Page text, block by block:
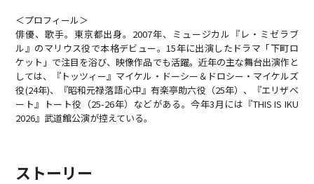
＜プロフィール＞
俳優、歌手。東京都出身。2007年、ミュージカル『レ・ミゼラブ
ル』のマリウス役で本格デビュー。15年に出演したドラマ「下町ロ
ケット」で注目を浴び、映像作品でも活躍。近年の主な舞台出演作と
しては、『トッツィー』マイケル・ドーシー＆ドロシー・マイケルズ
役(24年)、『昭和元禄落語心中』有楽亭助六役（25年）、『エリザベ
ート』トート役（25-26年）などがある。今年3月には『THIS IS IKU
2026』武道館公演が控えている。
ストーリー